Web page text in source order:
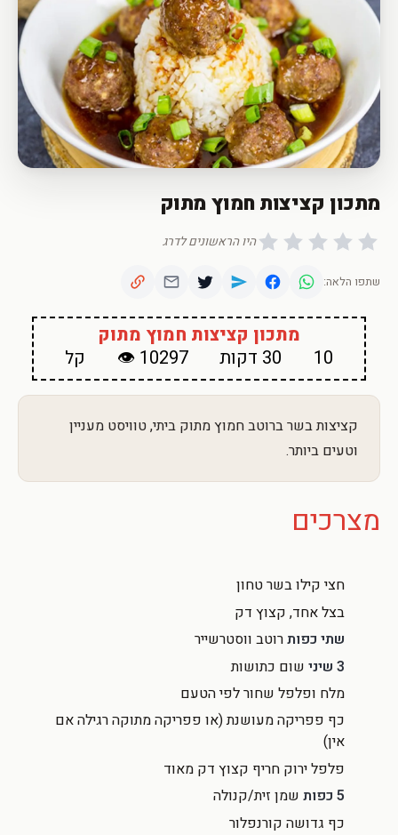
מתכון קציצות חמוץ מתוק
היו הראשונים לדרג
שתפו הלאה:
מתכון קציצות חמוץ מתוק
10
30 דקות 10297 👁 קל
קציצות בשר ברוטב חמוץ מתוק ביתי, טוויסט מעניין
וטעים ביותר.
מצרכים
חצי קילו בשר טחון
בצל אחד, קצוץ דק
שתי כפותרוטב ווסטרשייר
3 שיני
שום כתושות
מלח ופלפל שחור לפי הטעם
כף פפריקה מעושנת (או פפריקה מתוקה רגילה אם
אין)
פלפל ירוק חריף קצוץ דק מאוד
5 כפות
שמן זית/קנולה
כף גדושה קורנפלור